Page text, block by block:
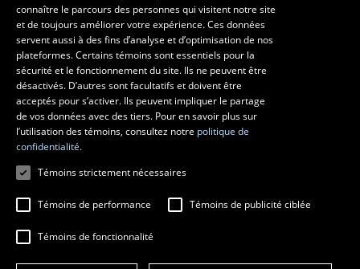
1055, avenue du Séminaire, Québec (Québec)  G1V 0A6
Téléphone: 418 656-7061
Suivez-nous sur Facebook
Suivez-nous sur YouTube
connaître le parcours des personnes qui visitent notre site
et de toujours améliorer votre expérience. Ces données
servent aussi à des fins d’analyse et d’optimisation de nos
plateformes. Certains témoins sont essentiels pour la
sécurité et le fonctionnement du site. Ils ne peuvent être
désactivés. D’autres sont facultatifs et doivent être
acceptés pour s’activer. Ils peuvent impliquer le partage
de vos données avec des tiers. Pour en savoir plus sur
l’utilisation des témoins, consultez notre politique de
confidentialité.
Témoins strictement nécessaires
Témoins de performance Témoins de publicité ciblée
Témoins de fonctionnalité